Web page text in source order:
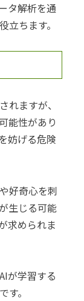
タ解析を通
立ちます。
れますが、
能性があり
妨げる危険
好奇心を刺
生じる可能
求められま
が学習する
。